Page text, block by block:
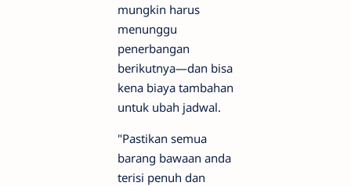
mungkin harus
menunggu
penerbangan
berikutnya—dan bisa
kena biaya tambahan
untuk ubah jadwal.
"Pastikan semua
barang bawaan anda
terisi penuh dan